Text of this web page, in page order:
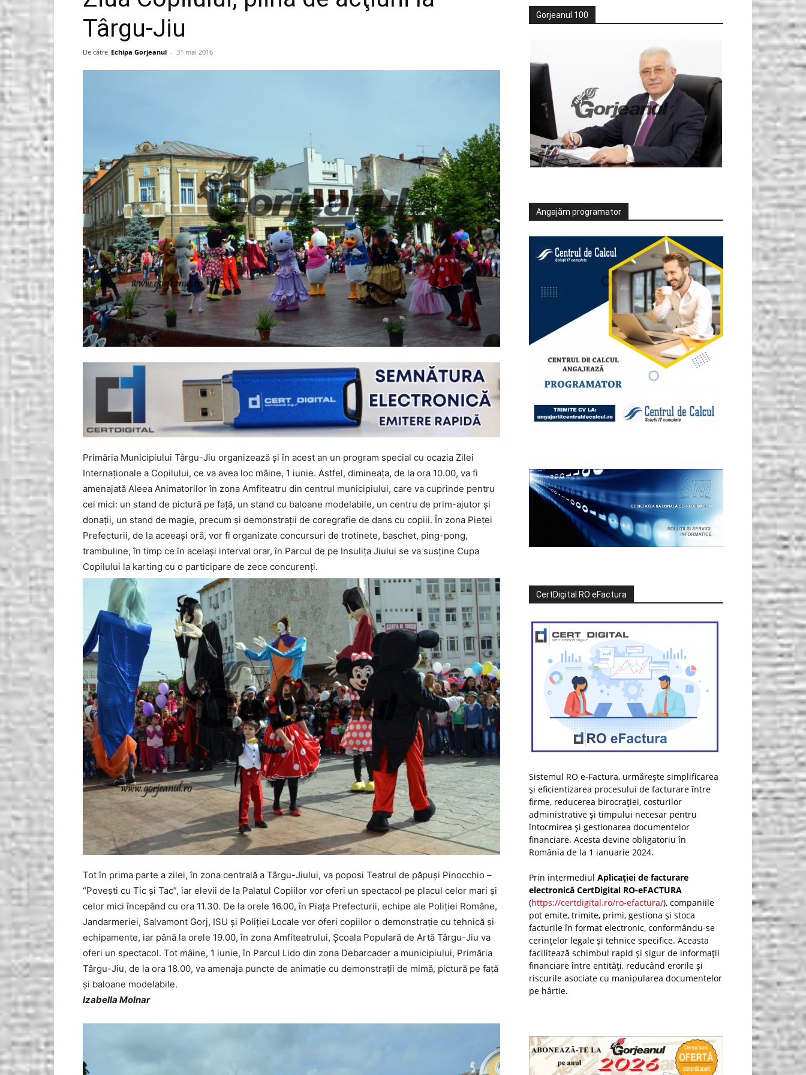
Gorjeanul.ro
Târgu-Jiu
De către Echipa Gorjeanul - 31 mai 2016
Primăria Municipiului Târgu-Jiu organizează şi în acest an un program special cu ocazia Zilei
Internaţionale a Copilului, ce va avea loc mâine, 1 iunie. Astfel, dimineaţa, de la ora 10.00, va fi
amenajată Aleea Animatorilor în zona Amfiteatru din centrul municipiului, care va cuprinde pentru
cei mici: un stand de pictură pe faţă, un stand cu baloane modelabile, un centru de prim-ajutor şi
donaţii, un stand de magie, precum şi demonstraţii de coregrafie de dans cu copiii. În zona Pieţei
Prefecturii, de la aceeaşi oră, vor fi organizate concursuri de trotinete, baschet, ping-pong,
trambuline, în timp ce în acelaşi interval orar, în Parcul de pe Insuliţa Jiului se va susţine Cupa
Copilului la karting cu o participare de zece concurenţi.
Tot în prima parte a zilei, în zona centrală a Târgu-Jiului, va poposi Teatrul de păpuşi Pinocchio –
“Poveşti cu Tic şi Tac”, iar elevii de la Palatul Copiilor vor oferi un spectacol pe placul celor mari şi
celor mici începând cu ora 11.30. De la orele 16.00, în Piaţa Prefecturii, echipe ale Poliţiei Române,
Jandarmeriei, Salvamont Gorj, ISU şi Poliţiei Locale vor oferi copiilor o demonstraţie cu tehnică şi
echipamente, iar până la orele 19.00, în zona Amfiteatrului, Şcoala Populară de Artă Târgu-Jiu va
oferi un spectacol. Tot mâine, 1 iunie, în Parcul Lido din zona Debarcader a municipiului, Primăria
Târgu-Jiu, de la ora 18.00, va amenaja puncte de animaţie cu demonstraţii de mimă, pictură pe faţă
şi baloane modelabile.
Izabella Molnar
Gorjeanul 100
Angajăm programator
CertDigital RO eFactura
Sistemul RO e-Factura, urmărește simplificarea
și eficientizarea procesului de facturare între
firme, reducerea birocrației, costurilor
administrative și timpului necesar pentru
întocmirea și gestionarea documentelor
financiare. Acesta devine obligatoriu în
România de la 1 ianuarie 2024.
Prin intermediul Aplicației de facturare
electronică CertDigital RO-eFACTURA
(https://certdigital.ro/ro-efactura/), companiile
pot emite, trimite, primi, gestiona și stoca
facturile în format electronic, conformându-se
cerințelor legale și tehnice specifice. Aceasta
facilitează schimbul rapid și sigur de informații
financiare între entități, reducând erorile și
riscurile asociate cu manipularea documentelor
pe hârtie.